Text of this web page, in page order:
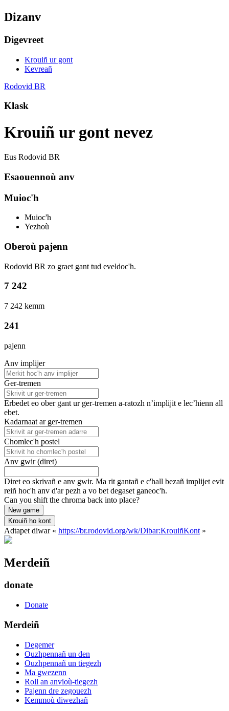
Dizanv
Digevreet
Krouiñ ur gont
Kevreañ
Rodovid BR
Klask
Krouiñ ur gont nevez
Eus Rodovid BR
Esaouennoù anv
Muioc'h
Muioc'h
Yezhoù
Oberoù pajenn
Anv implijer
Ger-tremen
Erbedet eo ober gant ur ger-tremen a-ratozh n’implijit e lec’hienn all
ebet.
Kadarnaat ar ger-tremen
Chomlec'h postel
Anv gwir (diret)
Diret eo skrivañ e anv gwir. Ma rit gantañ e c'hall bezañ implijet evit
reiñ hoc'h anv d'ar pezh a vo bet degaset ganeoc'h.
Can you shift the chroma back into place?
New game
Krouiñ ho kont
Rodovid BR zo graet gant tud eveldoc'h.
7 242
7 242 kemm
241
pajenn
Adtapet diwar « https://br.rodovid.org/wk/Dibar:KrouiñKont »
Merdeiñ
donate
Donate
Merdeiñ
Degemer
Ouzhpennañ un den
Ouzhpennañ un tiegezh
Ma gwezenn
Roll an anvioù-tiegezh
Pajenn dre zegouezh
Kemmoù diwezhañ